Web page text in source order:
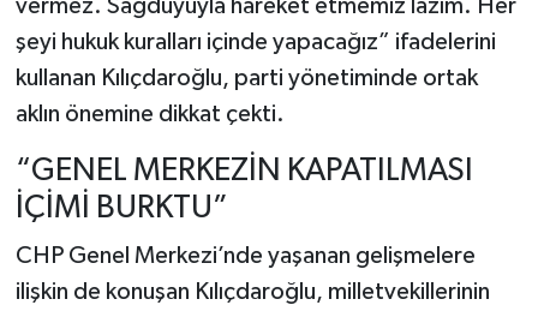
vermez. Sağduyuyla hareket etmemiz lazım. Her
şeyi hukuk kuralları içinde yapacağız” ifadelerini
kullanan Kılıçdaroğlu, parti yönetiminde ortak
aklın önemine dikkat çekti.
“GENEL MERKEZİN KAPATILMASI
İÇİMİ BURKTU”
CHP Genel Merkezi’nde yaşanan gelişmelere
ilişkin de konuşan Kılıçdaroğlu, milletvekillerinin